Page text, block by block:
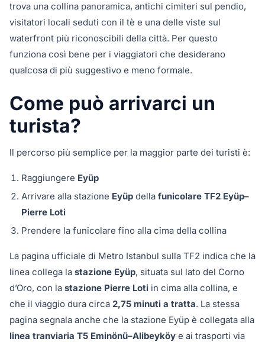
trova una collina panoramica, antichi cimiteri sul pendio,
visitatori locali seduti con il tè e una delle viste sul
waterfront più riconoscibili della città. Per questo
funziona così bene per i viaggiatori che desiderano
qualcosa di più suggestivo e meno formale.
Come può arrivarci un
turista?
Il percorso più semplice per la maggior parte dei turisti è:
Raggiungere Eyüp
Arrivare alla stazione Eyüp della funicolare TF2 Eyüp–
Pierre Loti
Prendere la funicolare fino alla cima della collina
La pagina ufficiale di Metro Istanbul sulla TF2 indica che la
linea collega la stazione Eyüp, situata sul lato del Corno
d’Oro, con la stazione Pierre Loti in cima alla collina, e
che il viaggio dura circa 2,75 minuti a tratta. La stessa
pagina segnala anche che la stazione Eyüp è collegata alla
linea tranviaria T5 Eminönü–Alibeyköy e ai trasporti via